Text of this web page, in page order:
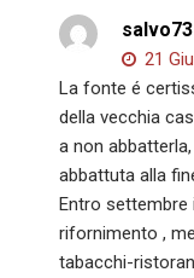
salvo73
21
La fonte é
della vecchia
a non
abbattuta alla
Entro settembre
rifornimento ,
tabacchi-